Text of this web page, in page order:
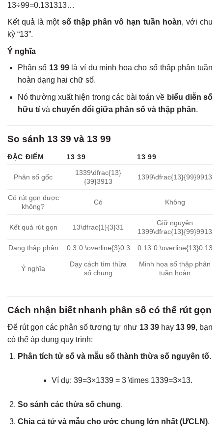
13÷99=0.131313…
Kết quả là một số thập phân vô hạn tuần hoàn, với chu
kỳ “13”.
Ý nghĩa
Phân số 13 99là ví dụ minh họa cho số thập phân tuần
hoàn dạng hai chữ số.
Nó thường xuất hiện trong các bài toán về biểu diễn số
hữu tỉvà chuyển đổi giữa phân số và thập phân.
So sánh 13 39 và 13 99
ĐẶC ĐIỂM 13 39 13 99
Phân số gốc
1339\dfrac{13}
{39}3913
1399\dfrac{13}{99}9913
Có rút gọn được
không?
Có Không
Kết quả rút gọn 13\dfrac{1}{3}31
Giữ nguyên
1399\dfrac{13}{99}9913
Dạng thập phân 0.3‾0.\overline{3}0. 3 0.13‾0.\overline{13}0. 13
Ý nghĩa
Dạy cách tìm thừa
số chung
Minh họa số thập phân
tuần hoàn
Cách nhận biết nhanh phân số có thể rút gọn
Để rút gọn các phân số tương tự như 13 39hay 13 99, bạn
có thể áp dụng quy trình:
Phân tích tử số và mẫu số thành thừa số nguyên tố.
Ví dụ: 39=3×1339 = 3 \times 1339=3×13.
So sánh các thừa số chung.
Chia cả tử và mẫu cho ước chung lớn nhất (ƯCLN).